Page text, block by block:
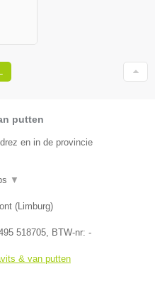
putten
en in de provincie
▼
(Limburg)
518705 , BTW-nr: -
& van putten